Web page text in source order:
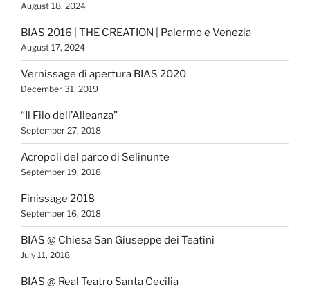
August 18, 2024
BIAS 2016 | THE CREATION | Palermo e Venezia
August 17, 2024
Vernissage di apertura BIAS 2020
December 31, 2019
“Il Filo dell’Alleanza”
September 27, 2018
Acropoli del parco di Selinunte
September 19, 2018
Finissage 2018
September 16, 2018
BIAS @ Chiesa San Giuseppe dei Teatini
July 11, 2018
BIAS @ Real Teatro Santa Cecilia